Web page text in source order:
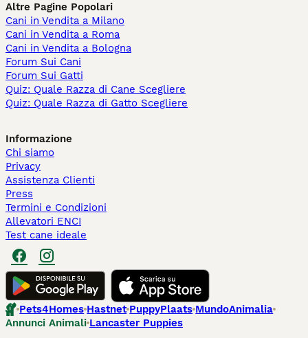
Altre Pagine Popolari
Cani in Vendita a Milano
Cani in Vendita a Roma
Cani in Vendita a Bologna
Forum Sui Cani
Forum Sui Gatti
Quiz: Quale Razza di Cane Scegliere
Quiz: Quale Razza di Gatto Scegliere
Informazione
Chi siamo
Privacy
Assistenza Clienti
Press
Termini e Condizioni
Allevatori ENCI
Test cane ideale
Pets4Homes Hastnet PuppyPlaats MundoAnimalia
Annunci Animali Lancaster Puppies